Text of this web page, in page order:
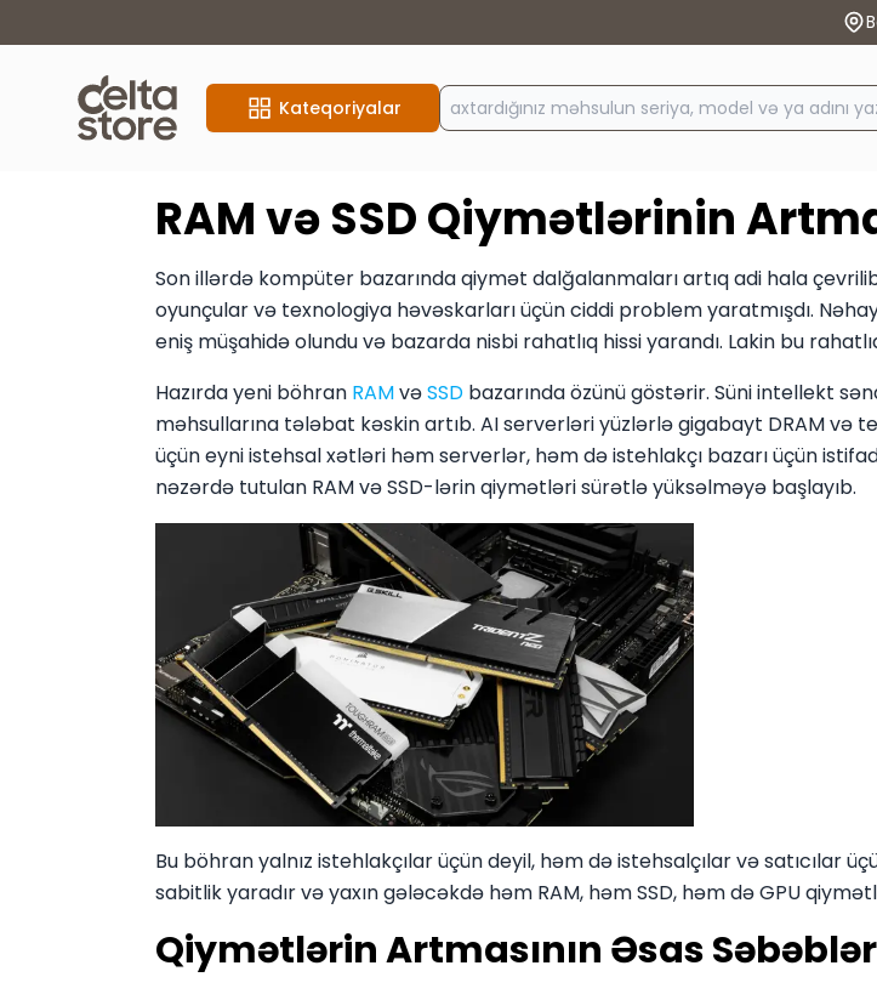
Kateqoriyalar
RAM və SSD Qiymətlərinin
Son illərdə kompüter bazarında qiymət dalğalanmaları artıq adi hala
oyunçular və texnologiya həvəskarları üçün ciddi problem yaratmışdı.
eniş müşahidə olundu və bazarda nisbi rahatlıq hissi yarandı. Lakin bu
Hazırda yeni böhran RAMvəSSD bazarında özünü göstərir. Süni intellekt
məhsullarına tələbat kəskin artıb. AI serverləri yüzlərlə gigabayt DRAM və
üçün eyni istehsal xətləri həm serverlər, həm də istehlakçı bazarı üçün
nəzərdə tutulan RAM və SSD-lərin qiymətləri sürətlə yüksəlməyə başlayıb.
Bu böhran yalnız istehlakçılar üçün deyil, həm də istehsalçılar və satıcılar
sabitlik yaradır və yaxın gələcəkdə həm RAM, həm SSD, həm də GPU
Qiymətlərin Artmasının Əsas